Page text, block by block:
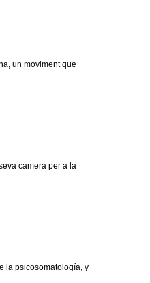
un moviment que
càmera per a la
la psicosomatología, y